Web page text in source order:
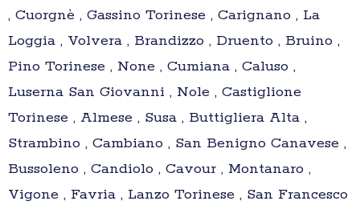
, Cuorgnè , Gassino Torinese , Carignano , La
Loggia , Volvera , Brandizzo , Druento , Bruino ,
Pino Torinese , None , Cumiana , Caluso ,
Luserna San Giovanni , Nole , Castiglione
Torinese , Almese , Susa , Buttigliera Alta ,
Strambino , Cambiano , San Benigno Canavese ,
Bussoleno , Candiolo , Cavour , Montanaro ,
Vigone , Favria , Lanzo Torinese , San Francesco